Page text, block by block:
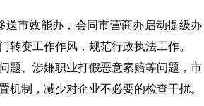
市效能办，会同市营商办启动提级办
变工作作风，规范行政执法工作。
题、涉嫌职业打假恶意索赔等问题，市
制，减少对企业不必要的检查干扰。